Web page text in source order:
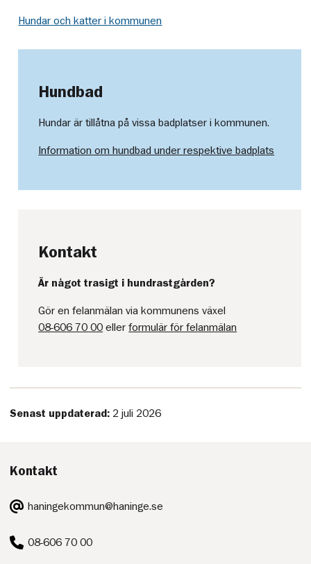
Hundar och katter i kommunen
Hundbad
Hundar är tillåtna på vissa badplatser i kommunen.
Information om hundbad under respektive badplats
Kontakt
Är något trasigt i hundrastgården?
Gör en felanmälan via kommunens växel
08-606 70 00 ellerformulär för felanmälan
Senast uppdaterad: 2 juli 2026
Kontakt
E-
post:
haningekommun@haninge.se
Telefon:
08-606 70 00